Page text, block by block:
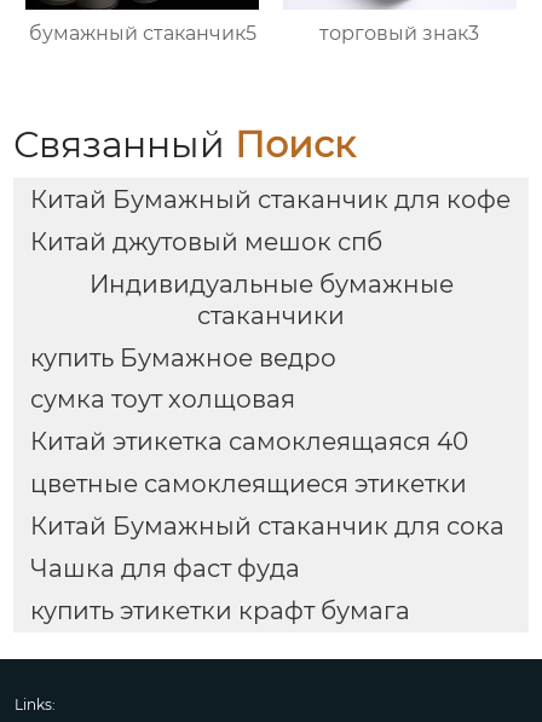
бумажный стаканчик5 торговый знак3
Связанный Поиск
Китай Бумажный стаканчик для кофе
Китай джутовый мешок спб
Индивидуальные бумажные
стаканчики
купить Бумажное ведро
сумка тоут холщовая
Китай этикетка самоклеящаяся 40
цветные самоклеящиеся этикетки
Китай Бумажный стаканчик для сока
Чашка для фаст фуда
купить этикетки крафт бумага
Links: